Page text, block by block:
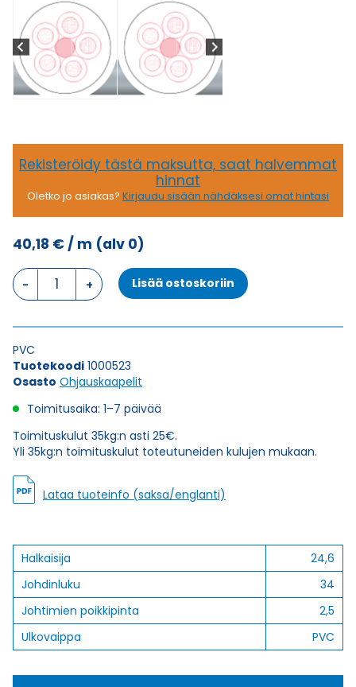
Rekisteröidy tästä maksutta, saat halvemmat
hinnat
Oletko jo asiakas? Kirjaudu sisään nähdäksesi omat hintasi
40,18 €/ m (alv 0)
Ohjauskaapeli
ÖPVC-
34G2,5
Lisää ostoskoriin
PVC
Tuotekoodi 1000523
Osasto Ohjauskaapelit
Toimitusaika: 1–7 päivää
Toimituskulut 35kg:n asti 25€.
Yli 35kg:n toimituskulut toteutuneiden kulujen mukaan.
Lataa tuoteinfo (saksa/englanti)
Halkaisija
24,6
Johdinluku
34
Johtimien poikkipinta
2,5
Ulkovaippa
PVC